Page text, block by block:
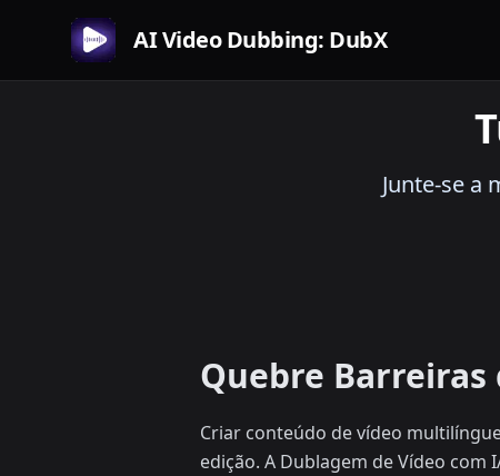
AI Video Dubbing: DubX
Junte-se a
Quebre
Criar conteúdo de vídeo
edição. A Dublagem de Vídeo